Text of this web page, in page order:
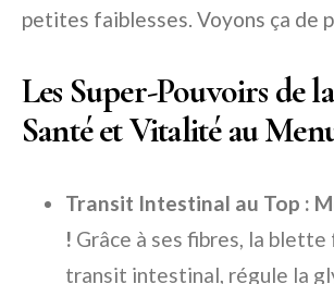
petites faiblesses. Voyons ça de
Les Super-Pouvoirs de
Santé et Vitalité au
Transit Intestinal au Top :
! Grâce à ses fibres, la
transit intestinal, régule la